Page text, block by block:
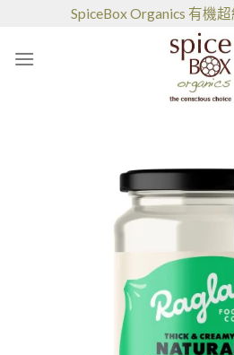
SpiceBox Organics 有機超